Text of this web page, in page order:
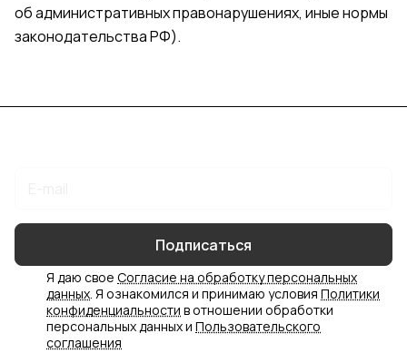
об административных правонарушениях, иные нормы
законодательства РФ).
Подписаться
Я даю свое Согласие на обработку персональных
данных. Я ознакомился и принимаю условия Политики
конфиденциальности в отношении обработки
персональных данных и Пользовательского
соглашения